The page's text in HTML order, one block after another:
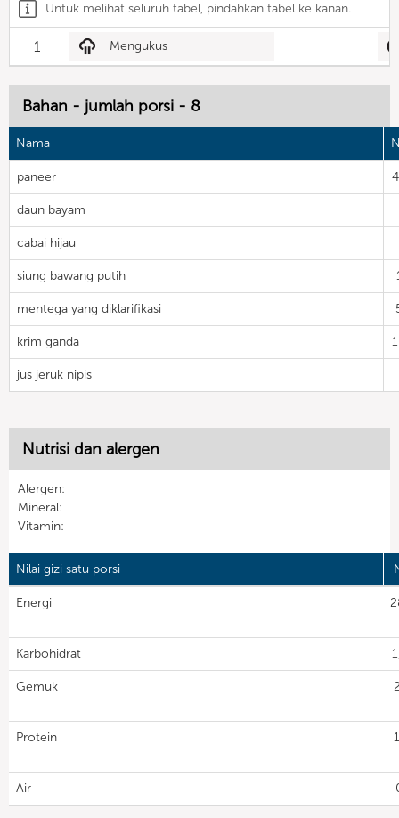
Untuk melihat seluruh tabel, pindahkan tabel ke kanan.
1 Mengukus
Bahan - jumlah porsi - 8
Nama
paneer
daun bayam
cabai hijau
siung bawang putih
mentega yang diklarifikasi
krim ganda
jus jeruk nipis
Nutrisi dan alergen
Alergen:
Mineral:
Vitamin:
Nilai gizi satu porsi
Energi
Karbohidrat
Gemuk
Protein
Air